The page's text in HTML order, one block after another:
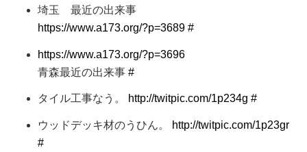
埼玉 最近の出来事
https://www.a173.org/?p=3689 #
https://www.a173.org/?p=3696
青森最近の出来事 #
タイル工事なう。 http://twitpic.com/1p234g #
ウッドデッキ材のうひん。
http://twitpic.com/1p23gr
#